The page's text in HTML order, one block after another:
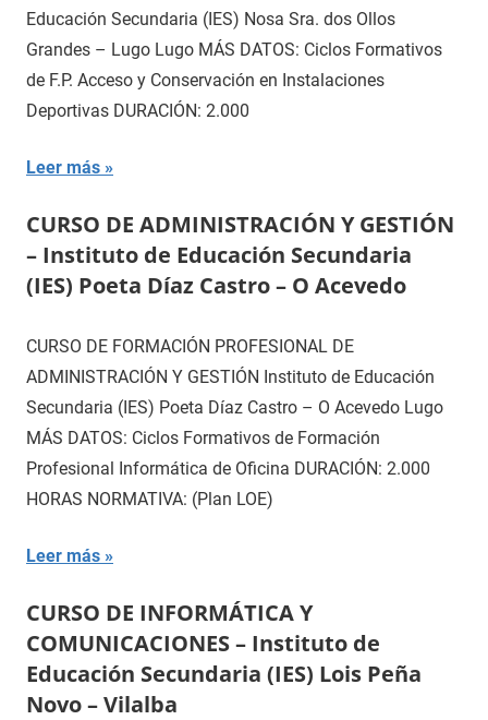
Educación Secundaria (IES) Nosa Sra. dos Ollos
Grandes – Lugo Lugo MÁS DATOS: Ciclos Formativos
de F.P. Acceso y Conservación en Instalaciones
Deportivas DURACIÓN: 2.000
Leer más
CURSO DE ADMINISTRACIÓN Y GESTIÓN
– Instituto de Educación Secundaria
(IES) Poeta Díaz Castro – O Acevedo
CURSO DE FORMACIÓN PROFESIONAL DE
ADMINISTRACIÓN Y GESTIÓN Instituto de Educación
Secundaria (IES) Poeta Díaz Castro – O Acevedo Lugo
MÁS DATOS: Ciclos Formativos de Formación
Profesional Informática de Oficina DURACIÓN: 2.000
HORAS NORMATIVA: (Plan LOE)
Leer más
CURSO DE INFORMÁTICA Y
COMUNICACIONES – Instituto de
Educación Secundaria (IES) Lois Peña
Novo – Vilalba